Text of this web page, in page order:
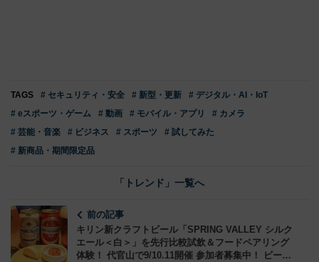
TAGS # セキュリティ・安全 # 新型・更新
# デジタル・AI・IoT
# eスポーツ・ゲーム
# 動画 # モバイル・アプリ
# カメラ
# 芸能・音楽
# ビジネス # スポーツ
# 試してみた
# 新商品・期間限定品
「トレンド」一覧へ
前の記事
キリン新クラフトビール「SPRING VALLEY シルク
エール＜白＞」を先行比較試飲＆フードペアリング
体験！ 代官山で9/10.11開催 参加者募集中！ ビール